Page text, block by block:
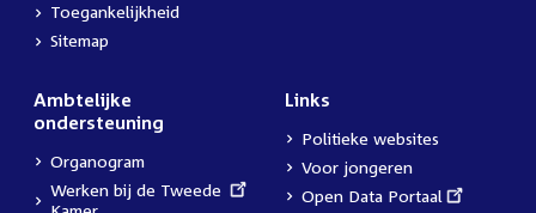
Toegankelijkheid
Sitemap
Ambtelijke
ondersteuning
Organogram
External
Werken bij de Tweede
Links
Politieke websites
Voor jongeren
External
Open Data Portaal